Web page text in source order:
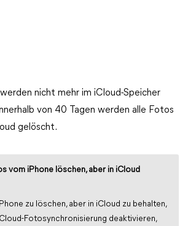
nicht mehr im iCloud-Speicher
von 40 Tagen werden alle Fotos
gelöscht.
vom iPhone löschen, aber in iCloud
zu löschen, aber in iCloud zu behalten,
Fotosynchronisierung deaktivieren,